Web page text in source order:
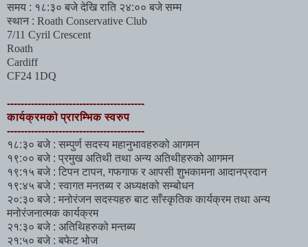
समय : १८:३० बजे देखि राति २४:०० बजे सम्म
स्थान : Roath Conservative Club
7/11 Cyril Crescent
Roath
Cardiff
CF24 1DQ
----------------------------------------
कार्यक्रमको प्रारम्भिक स्वरुप
----------------------------------------
१८:३० बजे : सम्पुर्ण सदस्य महानुभावहरुको आगमन
१९:०० बजे : प्रमुख अतिथी तथा अन्य अतिथीहरुको आगमन
१९:१५ बजे : टिपन टापन, गफगाफ र आपसी शुभकामना आदानप्रदान
१९:४५ बजे : स्वागत मनतब्य र अध्यक्षको सम्बोधन
२०:३० बजे : मनोरंजन सदस्यहरु बाट साँस्कृतिक कार्यक्रम तथा अन्य
मनोरंजनात्मक कार्यक्रम
२१:३० बजे : अतिथिहरुको मन्तब्य
२१:५० बजे : बफेट भोज